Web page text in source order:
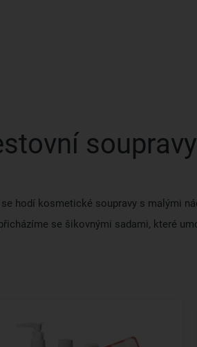
soupravy
hodí kosmetické soupravy s malými
se šikovnými sadami, které